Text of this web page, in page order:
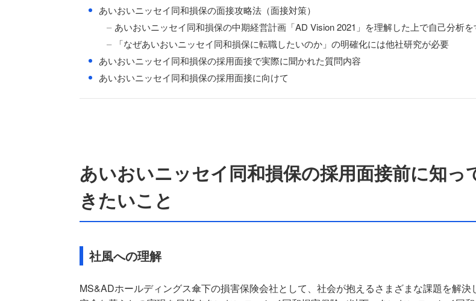
● あいおいニッセイ同和損保の面接攻略法（面接対策）
あいおいニッセイ同和損保の中期経営計画「AD Vision 2021」を理解した上で自己分析を
「なぜあいおいニッセイ同和損保に転職したいのか」の明確化には他社研究が必要
● あいおいニッセイ同和損保の採用面接で実際に聞かれた質問内容
● あいおいニッセイ同和損保の採用面接に向けて
あいおいニッセイ同和損保の採用面接前に知っ
きたいこと
社風への理解
MS&ADホールディングス傘下の損害保険会社として、社会が抱えるさまざまな課題を解決